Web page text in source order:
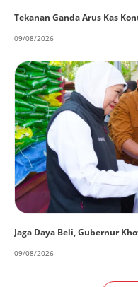
Tekanan Ganda Arus Kas
09/08/2026
Jaga Daya Beli, Gubernur
09/08/2026